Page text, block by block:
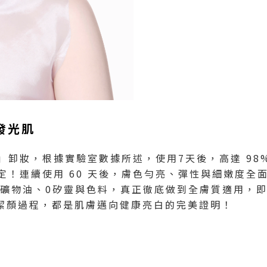
光肌
卸妝，根據實驗室數據所述，使用7天後，高達
！連續使用 60 天後，膚色勻亮、彈性與細嫩度全
物油、0矽靈與色料，真正徹底做到全膚質適用，
過程，都是肌膚邁向健康亮白的完美證明！